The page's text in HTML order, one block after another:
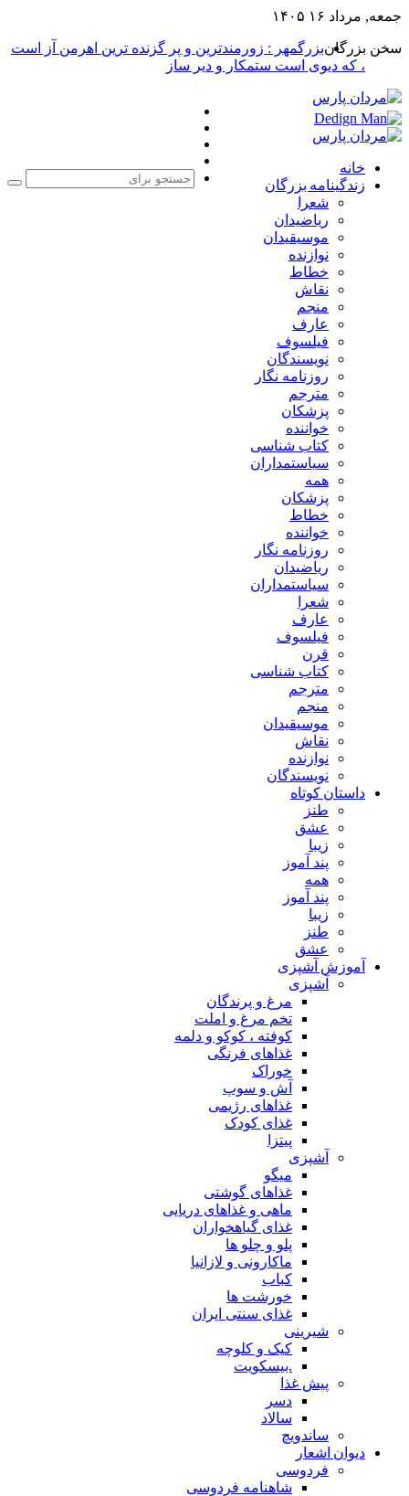
جمعه, مرداد ۱۶ ۱۴۰۵
سخن بزرگانبزرگمهر : زورمندترین و پر گزنده ترین اهرمن آز است
، که دیوی است ستمکار و دیر ساز
خانه
زندگینامه بزرگان
شعرا
ریاضیدان
موسیقیدان
نوازنده
خطاط
نقاش
منجم
عارف
فیلسوف
نویسندگان
روزنامه نگار
مترجم
پزشکان
خواننده
کتاب شناسی
سیاستمداران
همه
پزشکان
خطاط
خواننده
روزنامه نگار
ریاضیدان
سیاستمداران
شعرا
عارف
فیلسوف
قرن
کتاب شناسی
مترجم
منجم
موسیقیدان
نقاش
نوازنده
نویسندگان
داستان کوتاه
طنز
عشق
زیبا
پند آموز
همه
پند آموز
زیبا
طنز
عشق
آموزش آشپزی
آشپزی
مرغ و پرندگان
تخم مرغ و املت
کوفته ، کوکو و دلمه
غذاهای فرنگی
خوراک
آش و سوپ
غذاهای رژیمی
غذای کودک
پیتزا
آشپزی
میگو
غذاهای گوشتی
ماهی و غذاهای دریایی
غذای گیاهخواران
پلو و چلو ها
ماکارونی و لازانیا
کباب
خورشت ها
غذای سنتی ایران
شیرینی
کیک و کلوچه
.بیسکویت
پیش غذا
دسر
سالاد
ساندویچ
دیوان اشعار
فردوسی
شاهنامه فردوسی